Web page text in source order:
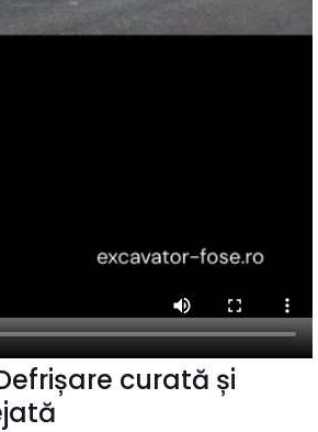
curată și